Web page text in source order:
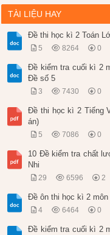
TÀI LIỆU HAY
Đề thi học kì 2 Toán
5 8264 0
Đề kiểm tra cuối kì 2
Đề số 5
3 7430 0
Đề thi học kì 2 Tiếng
án)
5 7086 0
10 Đề kiểm tra chất
Nhi
29 6596 2
Đề ôn thi học kì 2
4 6464 0
Đề kiểm tra cuối kì 2